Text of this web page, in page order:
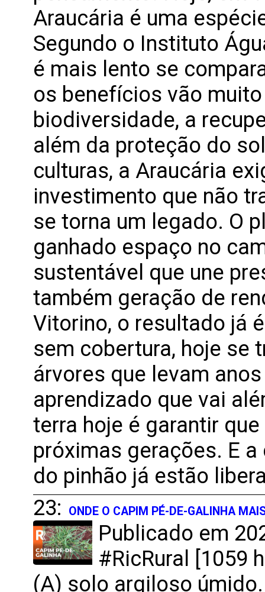
Araucária é uma
Segundo o Instituto
é mais lento se
os benefícios vão
biodiversidade, a
além da proteção do
culturas, a Araucária
investimento que não
se torna um legado. O
ganhado espaço no
sustentável que une
também geração de
Vitorino, o resultado já
sem cobertura, hoje se
árvores que levam
aprendizado que vai
terra hoje é garantir
próximas gerações. E
do pinhão já estão
23:
ONDE O CAPIM PÉ-DE-GALINHA
Publicado em
#RicRural [1059
(A) solo argiloso